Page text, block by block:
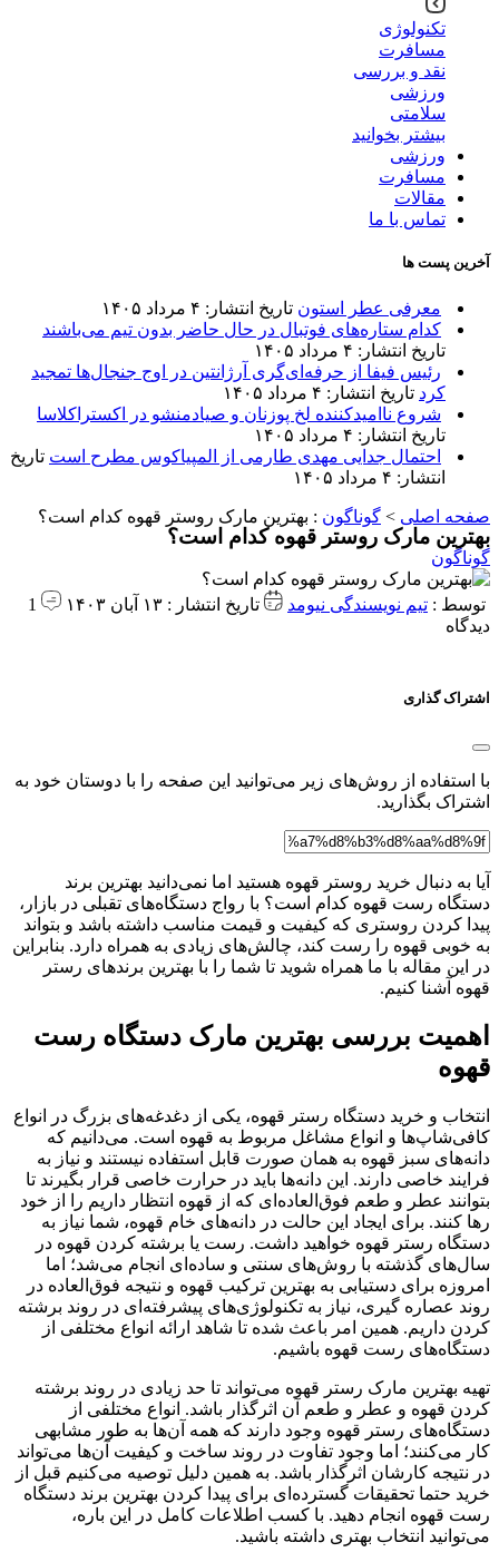
تکنولوژی
مسافرت
نقد و بررسی
ورزشی
سلامتی
بیشتر بخوانید
ورزشی
مسافرت
مقالات
تماس با ما
آخرین پست ها
معرفی عطر استون تاریخ انتشار: ۴ مرداد ۱۴۰۵
کدام ستاره‌های فوتبال در حال حاضر بدون تیم می‌باشند
تاریخ انتشار: ۴ مرداد ۱۴۰۵
رئیس فیفا از حرفه‌ای‌گری آرژانتین در اوج جنجال‌ها تمجید
کرد تاریخ انتشار: ۴ مرداد ۱۴۰۵
شروع ناامیدکننده لخ پوزنان و صیادمنشو در اکستراکلاسا
تاریخ انتشار: ۴ مرداد ۱۴۰۵
احتمال جدایی مهدی طارمی از المپیاکوس مطرح است تاریخ
انتشار: ۴ مرداد ۱۴۰۵
صفحه اصلی > گوناگون : بهترین مارک روستر قهوه کدام است؟
بهترین مارک روستر قهوه کدام است؟
گوناگون
توسط : تیم نویسندگی نیومد تاریخ انتشار : ۱۳ آبان ۱۴۰۳
1
دیدگاه
اشتراک گذاری
با استفاده از روش‌های زیر می‌توانید این صفحه را با دوستان خود به
اشتراک بگذارید.
آیا به دنبال خرید روستر قهوه هستید اما نمی‌دانید بهترین برند
دستگاه رست قهوه کدام است؟ با رواج دستگاه‌های تقبلی در بازار،
پیدا کردن روستری که کیفیت و قیمت مناسب داشته باشد و بتواند
به خوبی قهوه را رست کند، چالش‌های زیادی به همراه دارد. بنابراین
در این مقاله با ما همراه شوید تا شما را با بهترین برندهای رستر
قهوه آشنا کنیم.
اهمیت بررسی بهترین مارک دستگاه رست
قهوه
انتخاب و خرید دستگاه رستر قهوه، یکی از دغدغه‌های بزرگ در انواع
کافی‌شاپ‌ها و انواع مشاغل مربوط به قهوه است. می‌دانیم که
دانه‌های سبز قهوه به همان صورت قابل استفاده نیستند و نیاز به
فرایند خاصی دارند. این دانه‌ها باید در حرارت خاصی قرار بگیرند تا
بتوانند عطر و طعم فوق‌العاده‌ای که از قهوه انتظار داریم را از خود
رها کنند. برای ایجاد این حالت در دانه‌های خام قهوه، شما نیاز به
دستگاه رستر قهوه خواهید داشت. رست یا برشته کردن قهوه در
سال‌های گذشته با روش‌های سنتی و ساده‌ای انجام می‌شد؛ اما
امروزه برای دستیابی به بهترین ترکیب قهوه و نتیجه فوق‌العاده در
روند عصاره گیری، نیاز به تکنولوژی‌های پیشرفته‌ای در روند برشته
کردن داریم. همین امر باعث شده تا شاهد ارائه انواع مختلفی از
دستگاه‌های رست قهوه باشیم.
تهیه بهترین مارک رستر قهوه می‌تواند تا حد زیادی در روند برشته
کردن قهوه و عطر و طعم آن اثرگذار باشد. انواع مختلفی از
دستگاه‌های رستر قهوه وجود دارند که همه آن‌ها به طور مشابهی
کار می‌کنند؛ اما وجود تفاوت در روند ساخت و کیفیت آن‌ها می‌تواند
در نتیجه کارشان اثرگذار باشد. به همین دلیل توصیه می‌کنیم قبل از
خرید حتما تحقیقات گسترده‌ای برای پیدا کردن بهترین برند دستگاه
رست قهوه انجام دهید. با کسب اطلاعات کامل در این باره،
می‌توانید انتخاب بهتری داشته باشید.